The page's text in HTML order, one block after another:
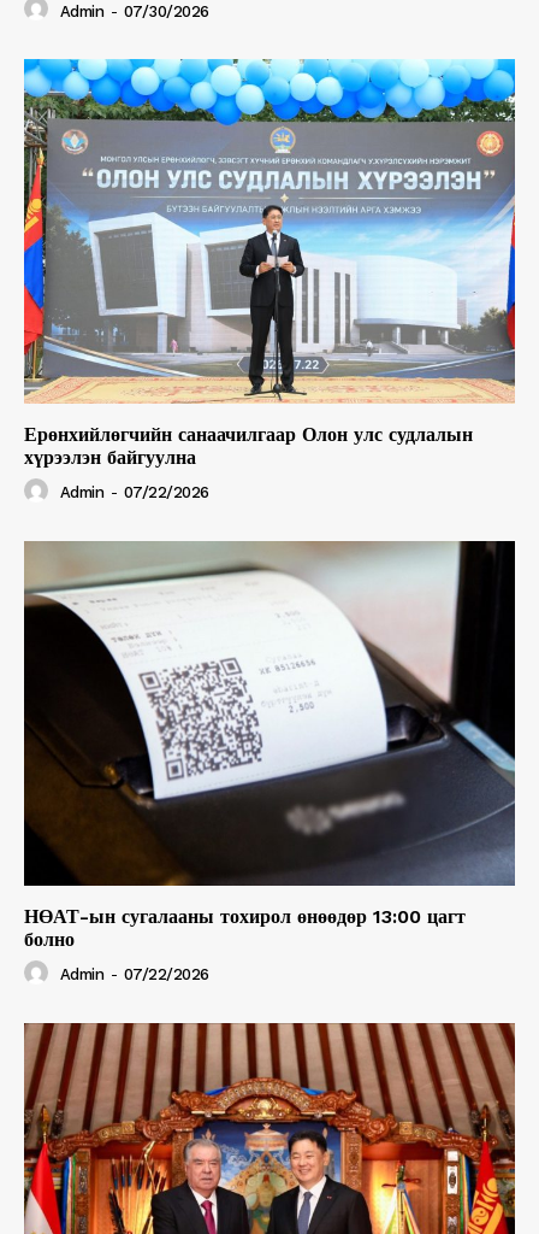
Admin - 07/30/2026
Ерөнхийлөгчийн санаачилгаар Олон улс судлалын
хүрээлэн байгуулна
Admin - 07/22/2026
НӨАТ-ын сугалааны тохирол өнөөдөр 13:00 цагт
болно
Admin - 07/22/2026